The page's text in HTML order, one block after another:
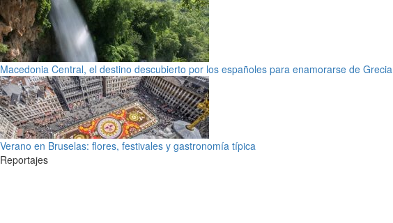
Macedonia Central, el destino descubierto por los españoles para enamorarse de Grecia
Verano en Bruselas: flores, festivales y gastronomía típica
Reportajes